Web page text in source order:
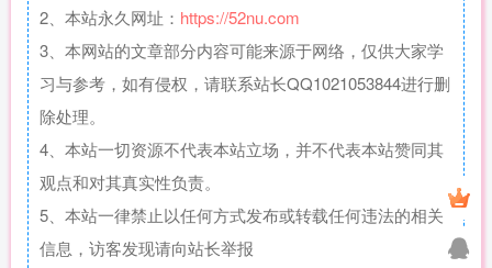
2、本站永久网址： https://52nu.com
3、本网站的文章部分内容可能来源于网络，仅供大家学
习与参考，如有侵权，请联系站长QQ1021053844进行删
除处理。
4、本站一切资源不代表本站立场，并不代表本站赞同其
观点和对其真实性负责。
5、本站一律禁止以任何方式发布或转载任何违法的相关
信息，访客发现请向站长举报